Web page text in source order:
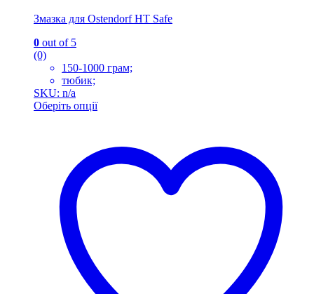
Змазка для Ostendorf HT Safe
0 out of 5
(0)
150-1000 грам;
тюбик;
SKU: n/a
Оберіть опції
варіантів.
Параметри
можна
вибрати
сторінці
товару